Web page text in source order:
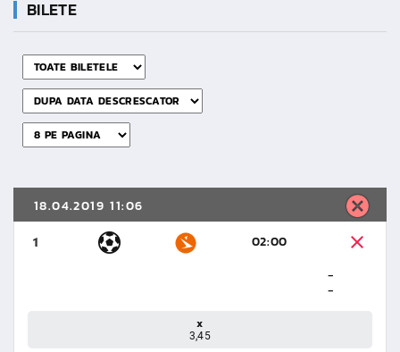
BILETE
18.04.2019 11:06
1
02:00
-
-
x
3,45